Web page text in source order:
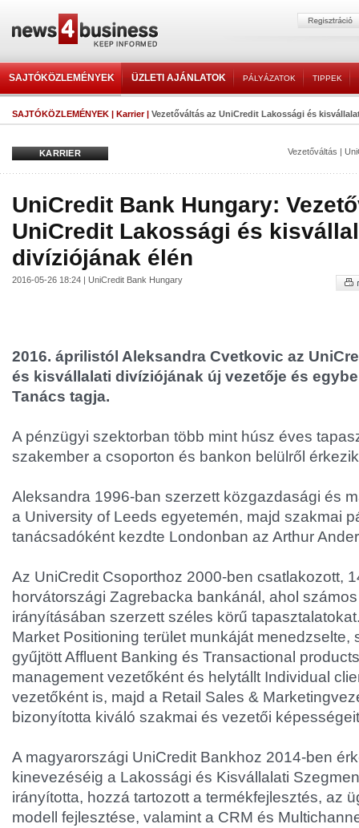
SAJTÓKÖZLEMÉNYEK ÜZLETI AJÁNLATOK PÁLYÁZATOK TIPPEK
SAJTÓKÖZLEMÉNYEK | Karrier| Vezetőváltás az UniCredit Lakossági és
KARRIER Vezetőváltás |
UniCredit Bank Hungary:
UniCredit Lakossági és
divíziójának élén
2016-05-26 18:24 | UniCredit Bank Hungary
2016. áprilistól Aleksandra Cvetkovic az
és kisvállalati divíziójának új vezetője és
Tanács tagja.
A pénzügyi szektorban több mint húsz éves
szakember a csoporton és bankon belülről
Aleksandra 1996-ban szerzett közgazdasági és
a University of Leeds egyetemén, majd szakmai
tanácsadóként kezdte Londonban az Arthur
Az UniCredit Csoporthoz 2000-ben csatlakozott,
horvátországi Zagrebacka bankánál, ahol
irányításában szerzett széles körű
Market Positioning terület munkáját menedzselte,
gyűjtött Affluent Banking és Transactional
management vezetőként és helytállt Individual
vezetőként is, majd a Retail Sales &
bizonyította kiváló szakmai és vezetői
A magyarországi UniCredit Bankhoz 2014-ben
kinevezéséig a Lakossági és Kisvállalati
irányította, hozzá tartozott a termékfejlesztés, az
modell fejlesztése, valamint a CRM és